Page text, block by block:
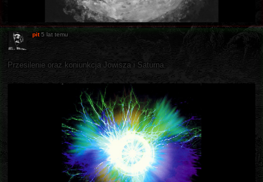
pit 5 lat temu
Przesilenie oraz koniunkcja Jowisza i Saturna.